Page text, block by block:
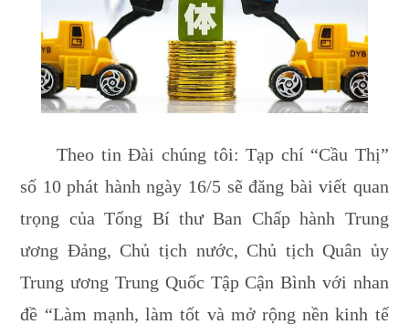
Theo tin Đài chúng tôi: Tạp chí “Cầu Thị”
số 10 phát hành ngày 16/5 sẽ đăng bài viết quan
trọng của Tổng Bí thư Ban Chấp hành Trung
ương Đảng, Chủ tịch nước, Chủ tịch Quân ủy
Trung ương Trung Quốc Tập Cận Bình với nhan
đề “Làm mạnh, làm tốt và mở rộng nền kinh tế